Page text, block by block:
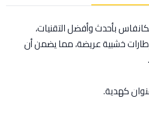
بأحدث وأفضل التقنيات،
خشبية عريضة، مما يضمن أن
كهدية.